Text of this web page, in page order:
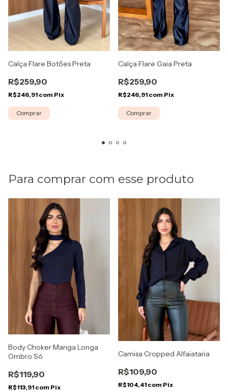
Calça Flare Botões Preta
R$259,90
R$246,91 com Pix
Comprar
Calça Flare Gaia Preta
R$259,90
R$246,91 com Pix
Comprar
Para comprar com esse produto
Body Choker Manga Longa
Ombro Só
R$119,90
R$113,91 com Pix
Camisa Cropped Alfaiataria
R$109,90
R$104,41 com Pix